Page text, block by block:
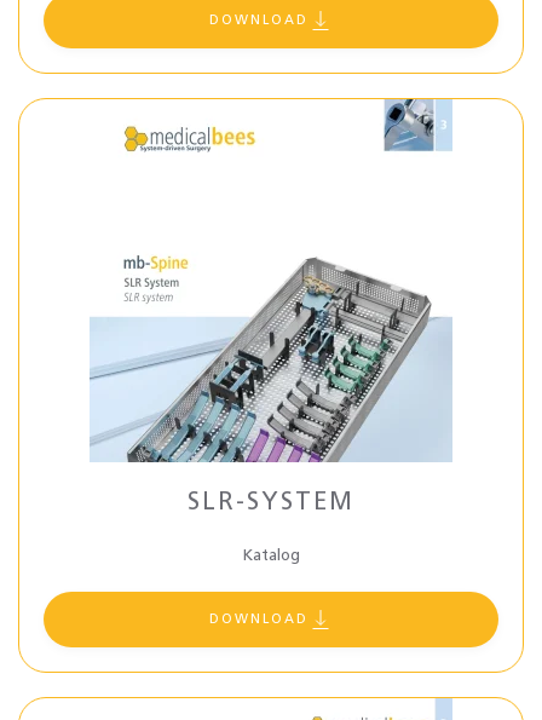
DOWNLOAD
SLR-SYSTEM
Katalog
DOWNLOAD